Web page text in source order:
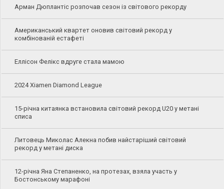
Арман Дюплантіс розпочав сезон із світового рекорду
Американський квартет оновив світовий рекорд у
комбінованій естафеті
Еллісон Фелікс вдруге стала мамою
2024 Xiamen Diamond League
15-річна китаянка встановила світовий рекорд U20 у метані
списа
Литовець Миколас Алекна побив найстаріший світовий
рекорд у метані диска
12-річна Яна Степаненко, на протезах, взяла участь у
Бостонському марафоні